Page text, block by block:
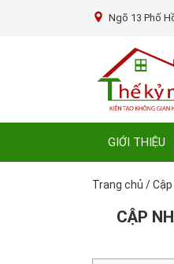
Ngõ 13 Phố
GIỚI THIỆU
Trang chủ /
CẬP